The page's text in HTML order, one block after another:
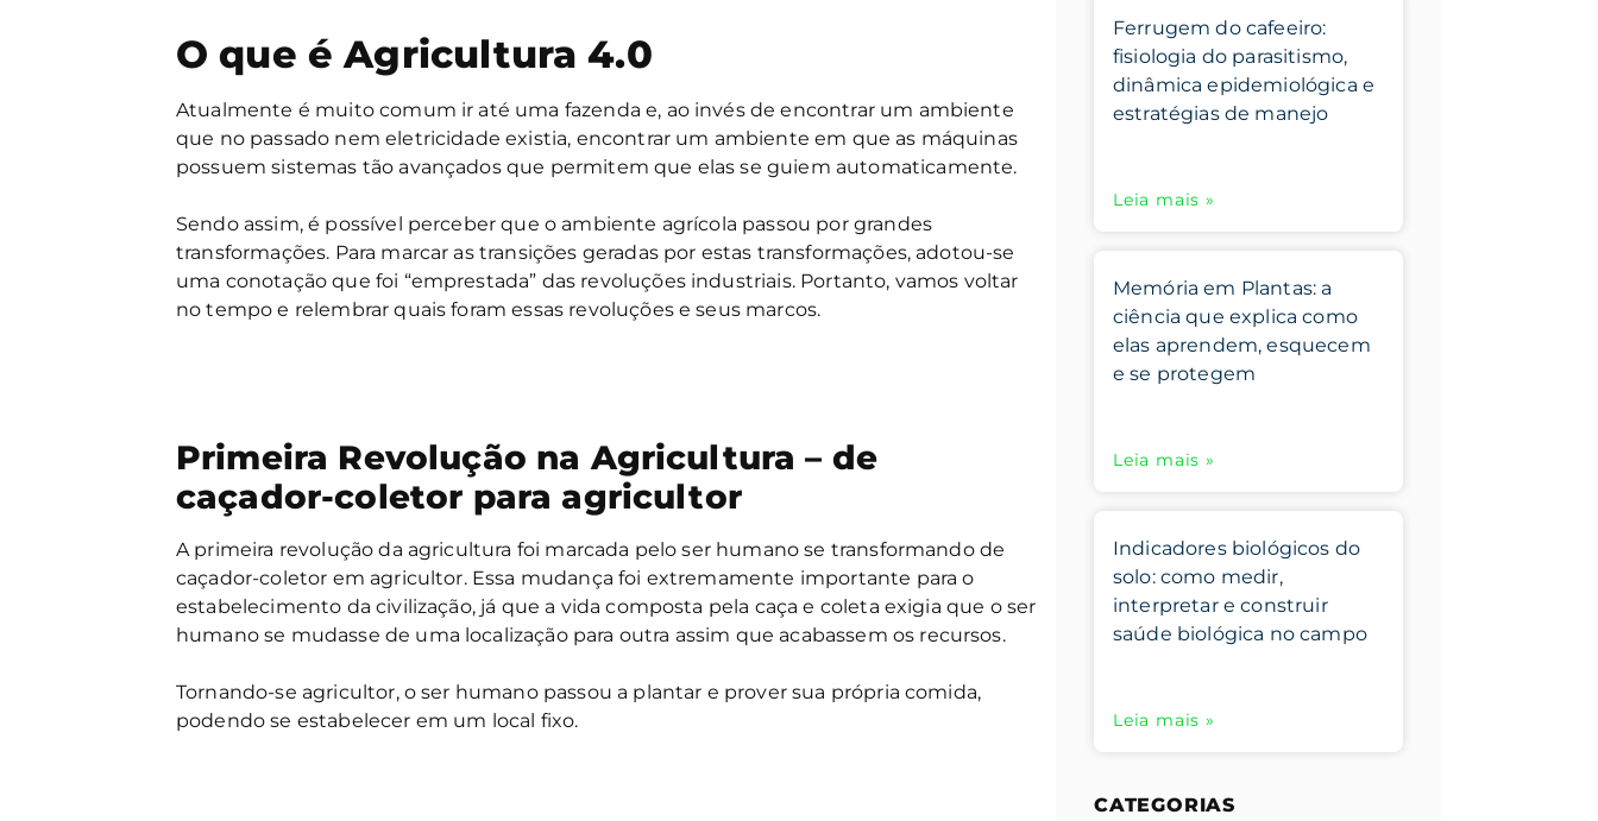
O que é Agricultura 4.0
Atualmente é muito comum ir até uma fazenda e, ao invés de encontrar um ambiente
que no passado nem eletricidade existia, encontrar um ambiente em que as máquinas
possuem sistemas tão avançados que permitem que elas se guiem automaticamente.
Sendo assim, é possível perceber que o ambiente agrícola passou por grandes
transformações. Para marcar as transições geradas por estas transformações, adotou-se
uma conotação que foi “emprestada” das revoluções industriais. Portanto, vamos voltar
no tempo e relembrar quais foram essas revoluções e seus marcos.
Primeira Revolução na Agricultura – de
caçador-coletor para agricultor
A primeira revolução da agricultura foi marcada pelo ser humano se transformando de
caçador-coletor em agricultor. Essa mudança foi extremamente importante para o
estabelecimento da civilização, já que a vida composta pela caça e coleta exigia que o ser
humano se mudasse de uma localização para outra assim que acabassem os recursos.
Tornando-se agricultor, o ser humano passou a plantar e prover sua própria comida,
podendo se estabelecer em um local fixo.
Ferrugem do cafeeiro:
fisiologia do parasitismo,
dinâmica epidemiológica e
estratégias de manejo
Leia mais »
Memória em Plantas: a
ciência que explica como
elas aprendem, esquecem
e se protegem
Leia mais »
Indicadores biológicos do
solo: como medir,
interpretar e construir
saúde biológica no campo
Leia mais »
CATEGORIAS